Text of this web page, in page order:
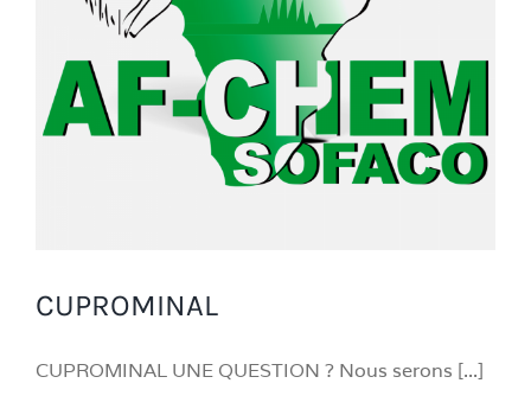
CUPROMINAL
CUPROMINAL UNE QUESTION ? Nous serons [...]